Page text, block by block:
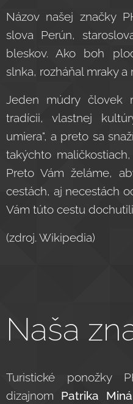
Názov našej značky
slova Perún,
bleskov. Ako boh
slnka, rozháňal mraky a
Jeden múdry človek
tradícii, vlastnej
umiera", a preto sa
takýchto
Preto Vám želáme,
cestách, aj necestách
Vám túto cestu
(zdroj. Wikipedia)
Naša
Turistické ponožky
dizajnom Patrika